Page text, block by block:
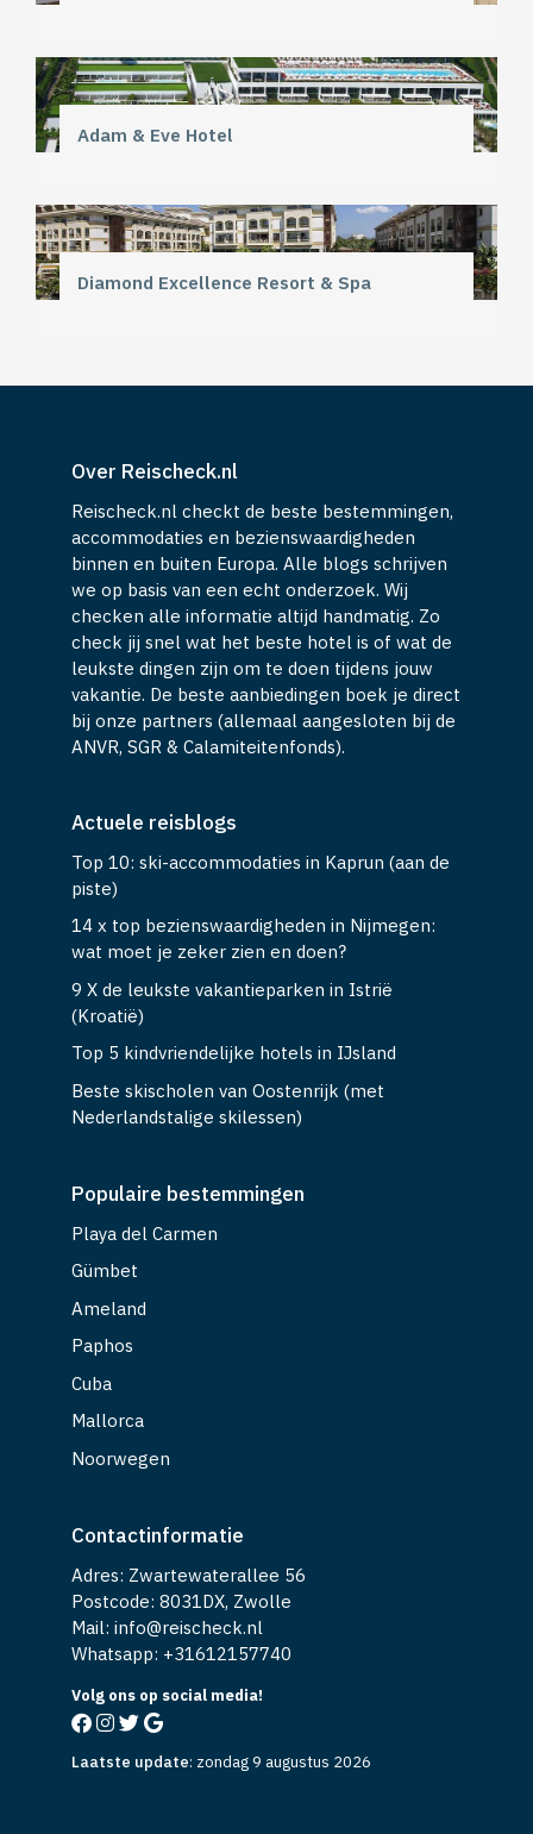
Adam & Eve Hotel
Diamond Excellence Resort & Spa
Over Reischeck.nl
Reischeck.nl checkt de beste bestemmingen,
accommodaties en bezienswaardigheden
binnen en buiten Europa. Alle blogs schrijven
we op basis van een echt onderzoek. Wij
checken alle informatie altijd handmatig. Zo
check jij snel wat het beste hotel is of wat de
leukste dingen zijn om te doen tijdens jouw
vakantie. De beste aanbiedingen boek je direct
bij onze partners (allemaal aangesloten bij de
ANVR, SGR & Calamiteitenfonds).
Actuele reisblogs
Top 10: ski-accommodaties in Kaprun (aan de
piste)
14 x top bezienswaardigheden in Nijmegen:
wat moet je zeker zien en doen?
9 X de leukste vakantieparken in Istrië
(Kroatië)
Top 5 kindvriendelijke hotels in IJsland
Beste skischolen van Oostenrijk (met
Nederlandstalige skilessen)
Populaire bestemmingen
Playa del Carmen
Gümbet
Ameland
Paphos
Cuba
Mallorca
Noorwegen
Contactinformatie
Adres: Zwartewaterallee 56
Postcode: 8031DX, Zwolle
Mail: info@reischeck.nl
Whatsapp: +31612157740
Volg ons op social media!
Laatste update: zondag 9 augustus 2026